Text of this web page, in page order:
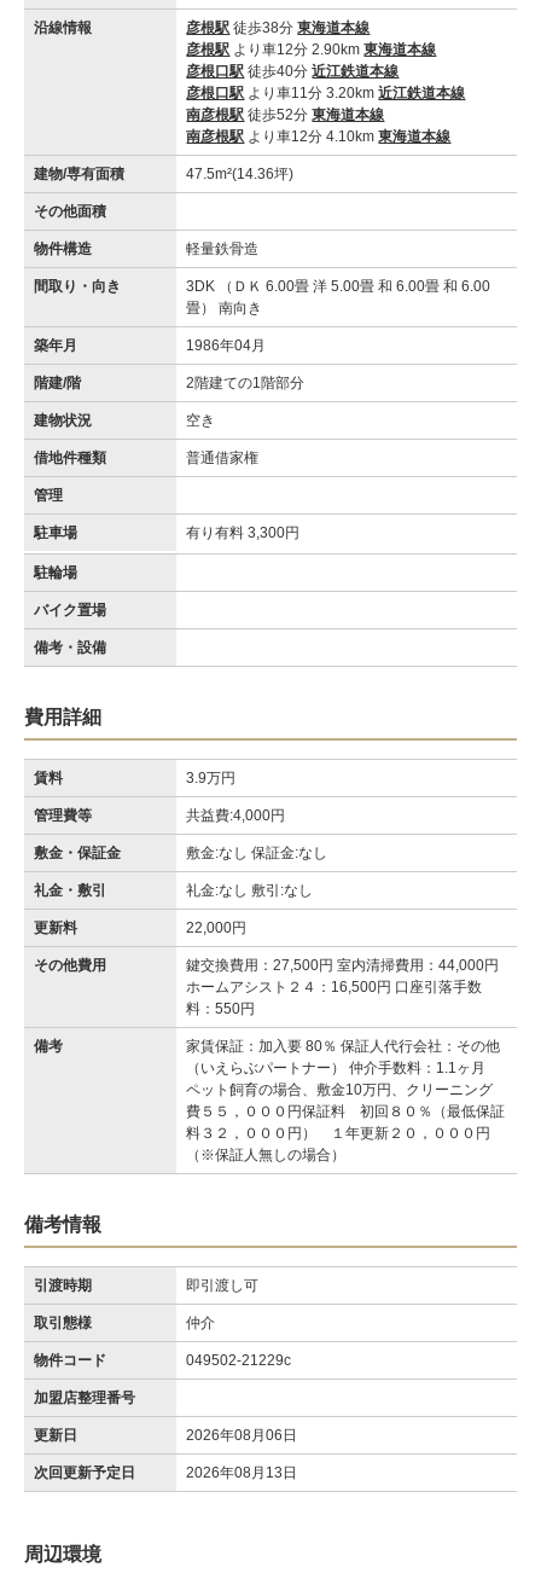
沿線情報 彦根駅 徒歩38分東海道本線
彦根駅 より車12分 2.90km東海道本線
彦根口駅 徒歩40分近江鉄道本線
彦根口駅 より車11分 3.20km近江鉄道本線
南彦根駅 徒歩52分東海道本線
南彦根駅 より車12分 4.10km東海道本線
建物/専有面積 47.5m²(14.36坪)
その他面積
物件構造 軽量鉄骨造
間取り・向き
3DK （ＤＫ 6.00畳 洋 5.00畳 和 6.00畳 和 6.00
畳） 南向き
築年月 1986年04月
階建/階 2階建ての1階部分
建物状況 空き
借地件種類 普通借家権
管理
駐車場 有り有料 3,300円
駐輪場
バイク置場
備考・設備
費用詳細
賃料 3.9万円
管理費等 共益費:4,000円
敷金・保証金 敷金:なし 保証金:なし
礼金・敷引 礼金:なし 敷引:なし
更新料 22,000円
その他費用
鍵交換費用：27,500円 室内清掃費用：44,000円
ホームアシスト２４：16,500円 口座引落手数
料：550円
備考
家賃保証：加入要 80％ 保証人代行会社：その他
（いえらぶパートナー） 仲介手数料：1.1ヶ月
ペット飼育の場合、敷金10万円、クリーニング
費５５，０００円保証料 初回８０％（最低保証
料３２，０００円） １年更新２０，０００円
（※保証人無しの場合）
備考情報
引渡時期 即引渡し可
取引態様 仲介
物件コード 049502-21229c
加盟店整理番号
更新日 2026年08月06日
次回更新予定日 2026年08月13日
周辺環境